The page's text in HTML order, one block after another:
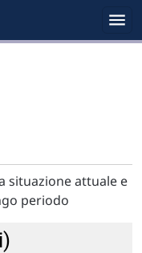
situazione attuale e
periodo